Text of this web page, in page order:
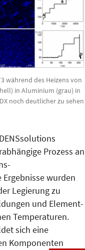
während des Heizens von
in Aluminium (grau) in
noch deutlicher zu sehen
Prozess an
wurden
Le­gierung zu
und Element­
Temperaturen.
sich eine
Komponenten